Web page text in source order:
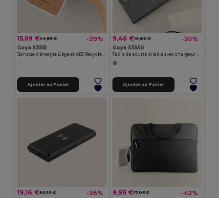
15,09 €24,85 € -39%
Goya 53551
Banque d'énergie Liège et ABS Recyclé 5000mAh Qi AURA
Ajouter au Panier
9,46 €13,60 € -30%
Goya 53550
Tapis de souris pliable avec chargeur sans fil 10W, certifié RPET COMPUTE
Ajouter au Panier
19,16 €30,10 € -36% 9,95 €17,03 € -42%